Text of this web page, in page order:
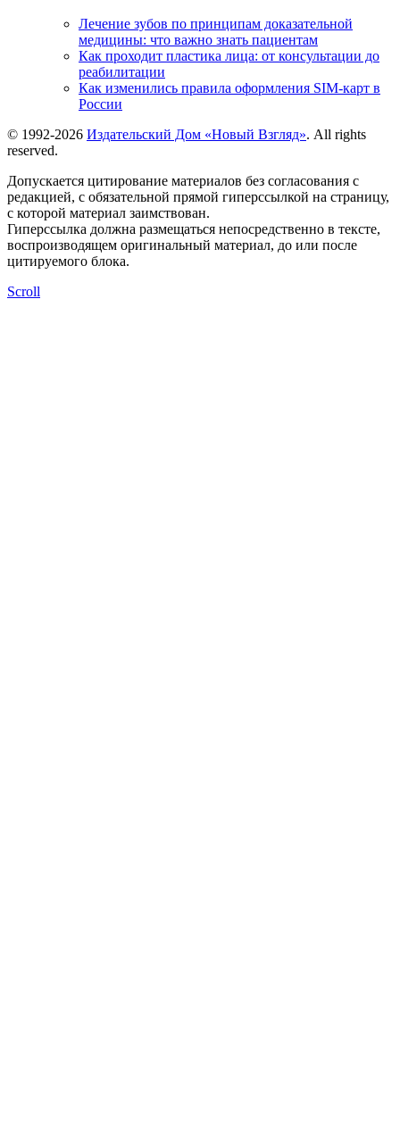
Лечение зубов по принципам доказательной
медицины: что важно знать пациентам
Как проходит пластика лица: от консультации до
реабилитации
Как изменились правила оформления SIM-карт в
России
© 1992-2026 Издательский Дом «Новый Взгляд». All rights
reserved.
Допускается цитирование материалов без согласования с
редакцией, с обязательной прямой гиперссылкой на страницу,
с которой материал заимствован.
Гиперссылка должна размещаться непосредственно в тексте,
воспроизводящем оригинальный материал, до или после
цитируемого блока.
Scroll